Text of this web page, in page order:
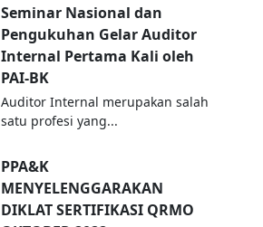
Seminar Nasional dan
Pengukuhan Gelar Auditor
Internal Pertama Kali oleh
PAI-BK
Auditor Internal merupakan salah
satu profesi yang...
PPA&K
MENYELENGGARAKAN
DIKLAT SERTIFIKASI QRMO